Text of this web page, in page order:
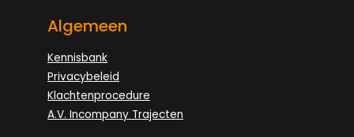
Algemeen
Kennisbank
Privacybeleid
Klachtenprocedure
A.V. Incompany Trajecten